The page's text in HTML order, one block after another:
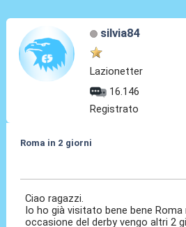
silvia84
Lazionetter
16.146
Registrato
Roma in 2 giorni
Ciao ragazzi.
Io ho già visitato bene bene Roma
occasione del derby vengo altri 2